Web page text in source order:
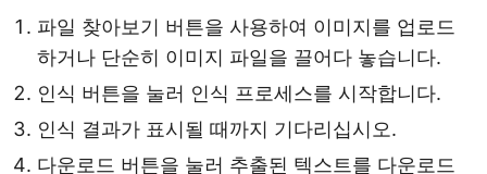
파일 찾아보기 버튼을 사용하여 이미지를 업로드
하거나 단순히 이미지 파일을 끌어다 놓습니다.
인식 버튼을 눌러 인식 프로세스를 시작합니다.
인식 결과가 표시될 때까지 기다리십시오.
다운로드 버튼을 눌러 추출된 텍스트를 다운로드